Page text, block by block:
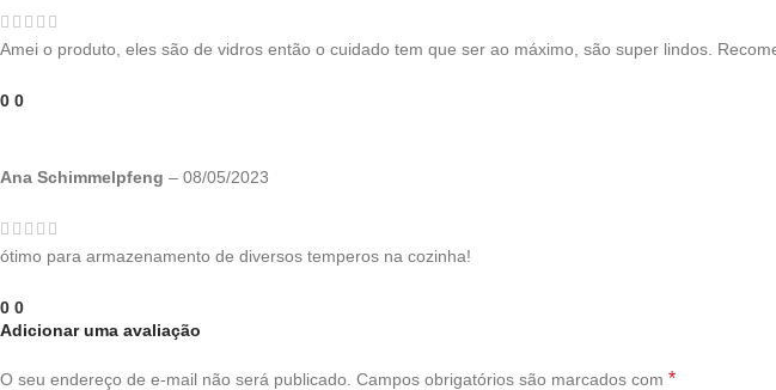
Amei o produto, eles são de vidros então o cuidado tem que ser ao máximo, são super lindos.
0 0
Ana Schimmelpfeng – 08/05/2023
ótimo para armazenamento de diversos temperos na cozinha!
0 0
Adicionar uma avaliação
O seu endereço de e-mail não será publicado. Campos obrigatórios são marcados com *